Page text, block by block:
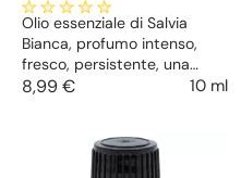
Olio essenziale di Salvia
Bianca, profumo intenso,
fresco, persistente, una
ventata di energia.
neutralizza cattivi odori.
8,99 € 10 ml